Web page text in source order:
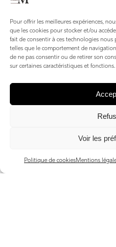
Pour offrir les meilleures expériences,
que les cookies pour stocker et/ou
fait de consentir à ces technologies
telles que le comportement de
de ne pas consentir ou de retirer son
sur certaines caractéristiques et fonctions.
Voir les
Politique de cookiesMentions
selon Samuel Gidet
l’ancienne et m’évoque
Meubles Montagnards
meubles-montagnards.com